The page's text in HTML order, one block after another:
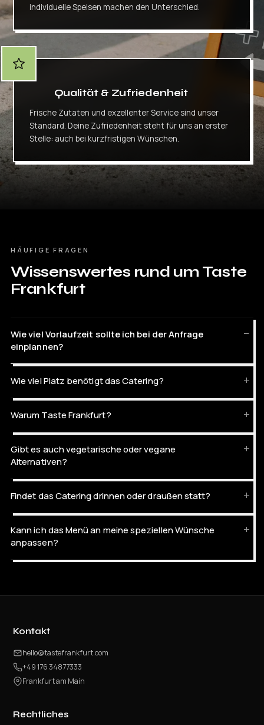
individuelle Speisen machen den Unterschied.
Qualität & Zufriedenheit
Frische Zutaten und exzellenter Service sind unser
Standard. Deine Zufriedenheit steht für uns an erster
Stelle: auch bei kurzfristigen Wünschen.
HÄUFIGE FRAGEN
Wissenswertes rund um Taste
Frankfurt
Wie viel Vorlaufzeit sollte ich bei der Anfrage
einplannen?
Wie viel Platz benötigt das Catering?
Warum Taste Frankfurt?
Gibt es auch vegetarische oder vegane
Alternativen?
Findet das Catering drinnen oder draußen statt?
Kann ich das Menü an meine speziellen Wünsche
anpassen?
Kontakt
hello@tastefrankfurt.com
+49 176 34877333
Frankfurt am Main
Rechtliches